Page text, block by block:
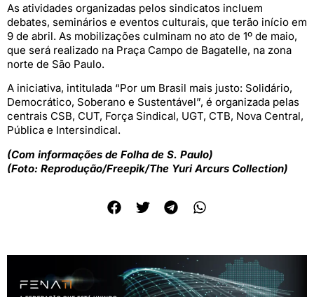
As atividades organizadas pelos sindicatos incluem
debates, seminários e eventos culturais, que terão início em
9 de abril. As mobilizações culminam no ato de 1º de maio,
que será realizado na Praça Campo de Bagatelle, na zona
norte de São Paulo.
A iniciativa, intitulada “Por um Brasil mais justo: Solidário,
Democrático, Soberano e Sustentável”, é organizada pelas
centrais CSB, CUT, Força Sindical, UGT, CTB, Nova Central,
Pública e Intersindical.
(Com informações de Folha de S. Paulo)
(Foto: Reprodução/Freepik/The Yuri Arcurs Collection)